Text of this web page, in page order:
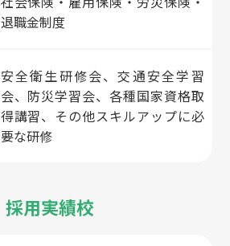
退職金制度
安全衛生研修会、交通安全学習
会、防災学習会、各種国家資格取
得講習、その他スキルアップに必
要な研修
採用実績校